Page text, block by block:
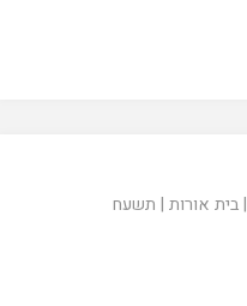
|בית אורות | תשעח